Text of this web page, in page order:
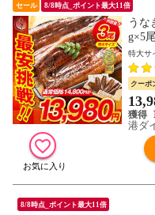
セール 8/8時点_ポイント最大11倍
うな
g×5
ギフ
特大サ
クーポ
港ダ
8/8時点_ポイント最大11倍